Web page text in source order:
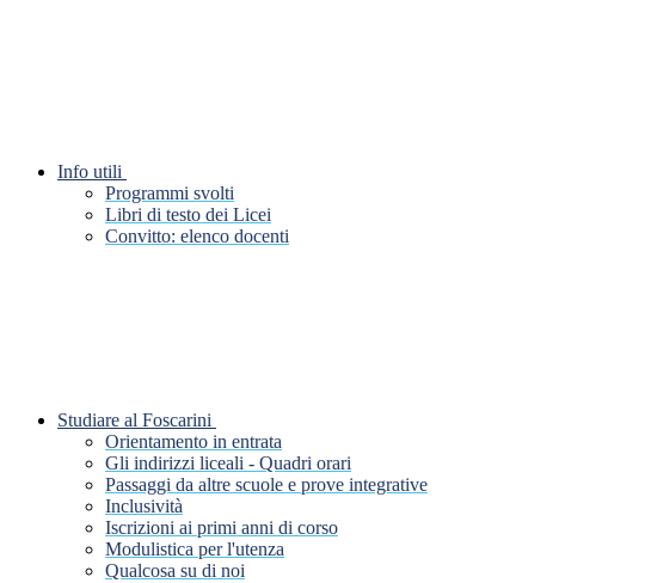
Info utili
Programmi svolti
Libri di testo dei Licei
Convitto: elenco docenti
Studiare al Foscarini
Orientamento in entrata
Gli indirizzi liceali - Quadri orari
Passaggi da altre scuole e prove integrative
Inclusività
Iscrizioni ai primi anni di corso
Modulistica per l'utenza
Qualcosa su di noi